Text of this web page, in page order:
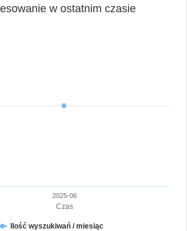
Czas
w ostatnim czasie
Ilość wyszukiwań / miesiąc
2025-06